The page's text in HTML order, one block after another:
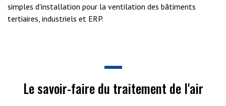
simples d'installation pour la ventilation des bâtiments
tertiaires, industriels et ERP.
Le savoir-faire du traitement de l'air